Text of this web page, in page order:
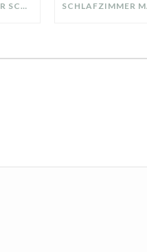
DIY-DEKO-TABLETT AUS ALTER SCHUBLADE – NACHHALTIGE HERBSTDEKO SELBER MACHEN!